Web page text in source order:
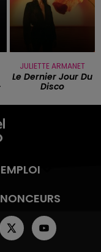
JULIETTE ARMANET
Le Dernier Jour Du
Disco
EMPLOI